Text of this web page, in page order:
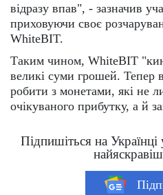
відразу впав", - зазначив
приховуючи своє
WhiteBIT.
Таким чином, WhiteBIT
великі суми грошей. Тепер
робити з монетами, які не
очікуваного прибутку, а й
Підпишіться на